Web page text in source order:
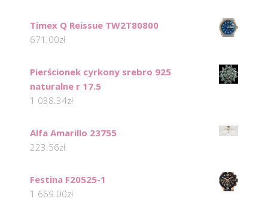
Timex Q Reissue TW2T80800
671.00zł
Pierścionek cyrkony srebro 925
naturalne r 17.5
1 038.34zł
Alfa Amarillo 23755
223.56zł
Festina F20525-1
1 669.00zł